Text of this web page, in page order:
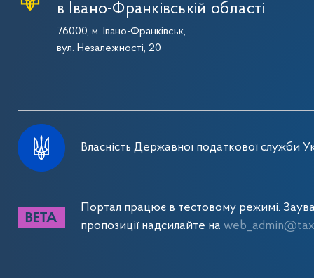
в Івано-Франківській області
76000, м. Івано-Франківськ,
вул. Незалежності, 20
Власність Державної податкової служби
Портал працює в тестовому режимі.
пропозиції надсилайте на